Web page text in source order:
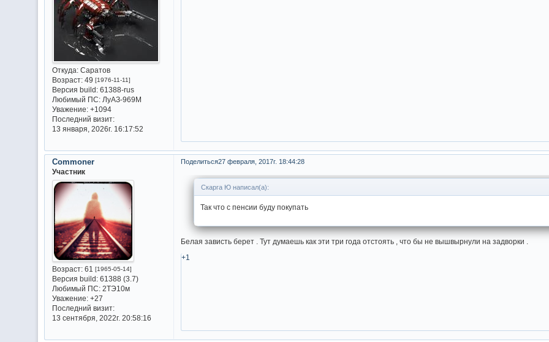
Откуда:Саратов
Возраст:49 [1976-11-11]
Версия build:61388-rus
Любимый ПС:ЛуАЗ-969М
Уважение: +1094
Последний визит:
13 января, 2026г. 16:17:52
Поделиться27 февраля, 2017г. 18:44:28
Commoner
Участник
Возраст:61 [1965-05-14]
Версия build:61388 (3.7)
Любимый ПС:2ТЭ10м
Уважение: +27
Последний визит:
13 сентября, 2022г. 20:58:16
Скарга Ю написал(а):
Так что с пенсии буду покупать
Белая зависть берет . Тут думаешь как эти три года отстоять , что бы не вышвырнули на задворки .
+1